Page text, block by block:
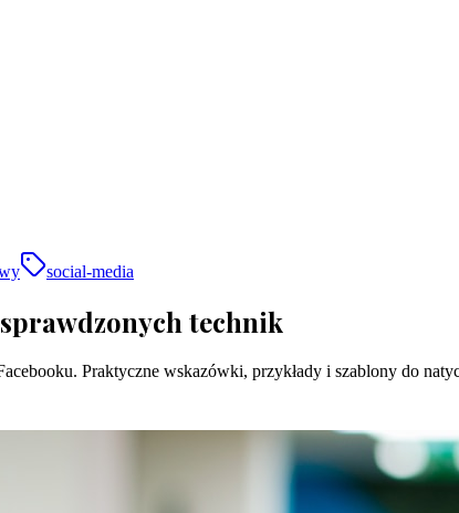
social-media
technik
Praktyczne wskazówki, przykłady i szablony do